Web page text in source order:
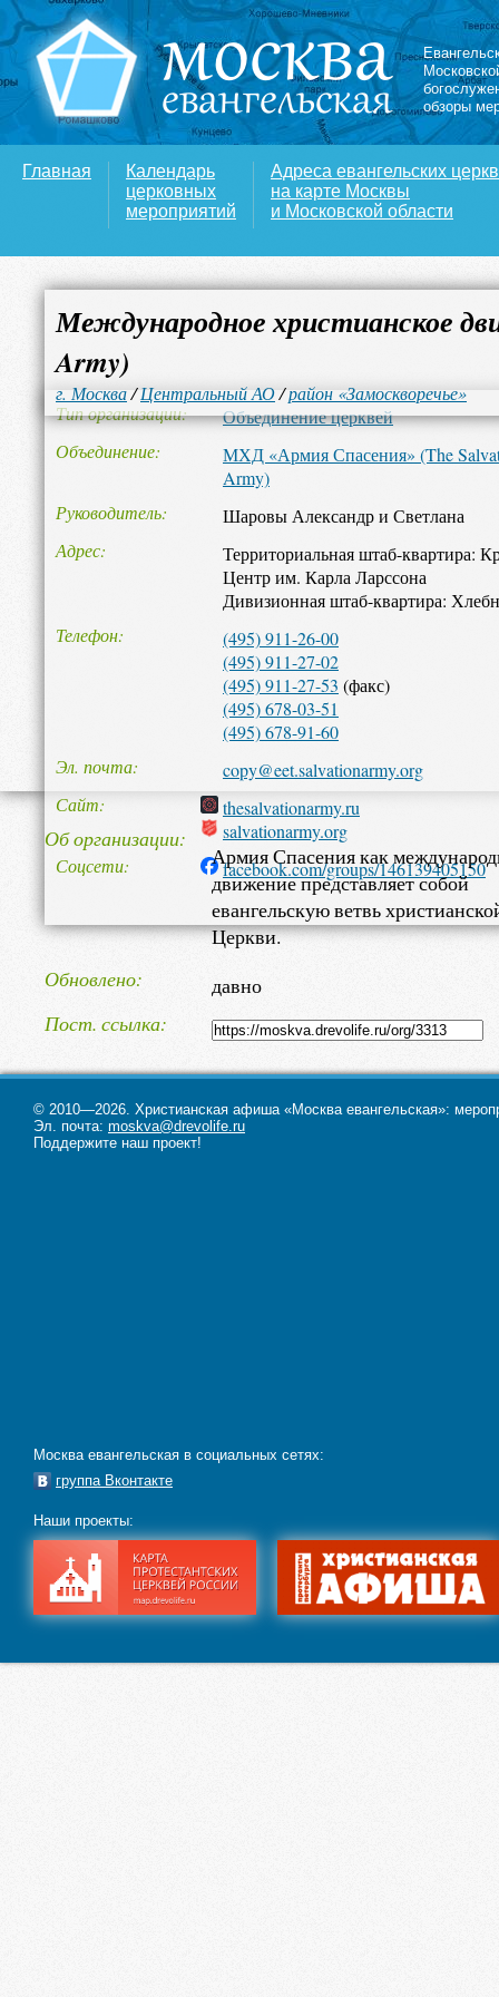
обзоры
Главная
Календарь
церковных
мероприятий
Адреса евангельских
на карте Москвы
и Московской области
Международное христианское
Army)
г. Москва/Центральный АО/район «Замоскворечье»
Тип организации
Объединение церквей
Объединение
МХД «Армия Спасения» (The
Army)
Руководитель
Шаровы Александр и Светлана
Адрес
Территориальная штаб-квартира:
Центр им. Карла Ларссона
Дивизионная штаб-квартира:
Телефон
(495) 911-26-00
(495) 911-27-02
(495) 911-27-53 (факс)
(495) 678-03-51
(495) 678-91-60
Эл. почта
copy@eet.salvationarmy.org
Сайт
thesalvationarmy.ru
salvationarmy.org
Соцсети
facebook.com/groups/146139405150
Об организации
Армия Спасения как
движение представляет собой
евангельскую ветвь
Церкви.
Божьей.
Ее миссия — проповедовать
Евангелие Иисуса Христа и
удовлетворять человеческие
Обновлено
давно
Пост. ссылка
© 2010—2026. Христианская афиша «Москва евангельская»:
Эл. почта: moskva@drevolife.ru
Поддержите наш проект!
Москва евангельская в социальных сетях:
группа Вконтакте
Наши проекты: